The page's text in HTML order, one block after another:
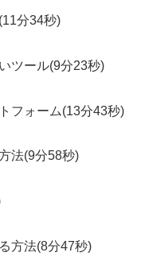
分34秒)
ツール(9分23秒)
フォーム(13分43秒)
法(9分58秒)
方法(8分47秒)